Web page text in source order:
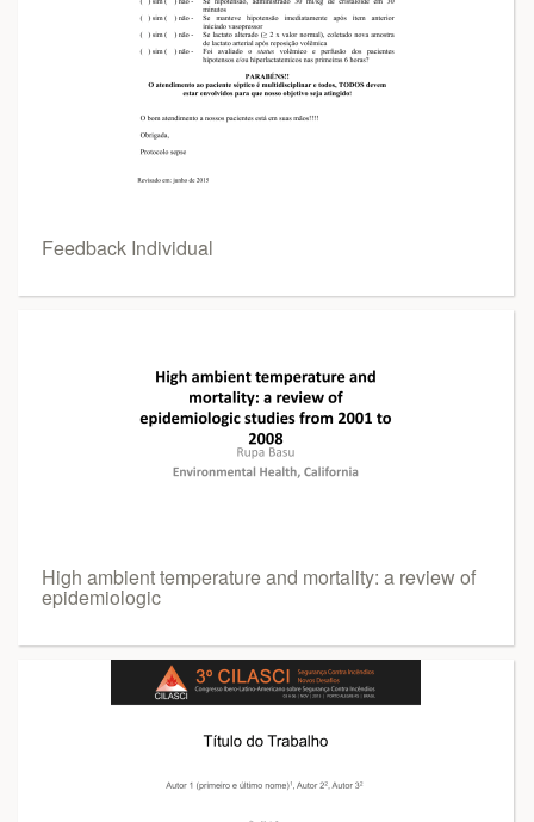
Feedback Individual
High ambient temperature and mortality: a review of
epidemiologic